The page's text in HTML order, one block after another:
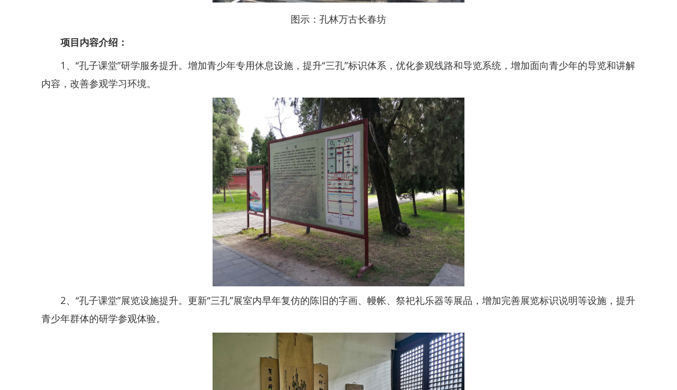
图示：孔林万古长春坊
项目内容介绍：
1、“孔子课堂”研学服务提升。增加青少年专用休息设施，提升“三孔”标识体系，优化参观线路和导览系统，增加面向青少年的导览和讲解
内容，改善参观学习环境。
2、“孔子课堂”展览设施提升。更新“三孔”展室内早年复仿的陈旧的字画、幔帐、祭祀礼乐器等展品，增加完善展览标识说明等设施，提升
青少年群体的研学参观体验。